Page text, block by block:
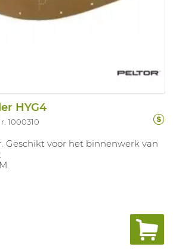
HYG4
1000310
Geschikt voor het binnenwerk van